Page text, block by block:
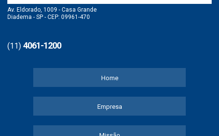
Av. Eldorado, 1009 - Casa Grande
Diadema - SP - CEP: 09961-470
(11) 4061-1200
Home
Empresa